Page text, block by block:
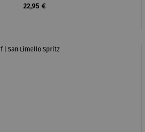
Regulärer Preis:
22,95 €